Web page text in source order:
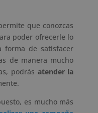
que conozcas
poder ofrecerle lo
forma de satisfacer
de manera mucho
podrás atender la
es mucho más